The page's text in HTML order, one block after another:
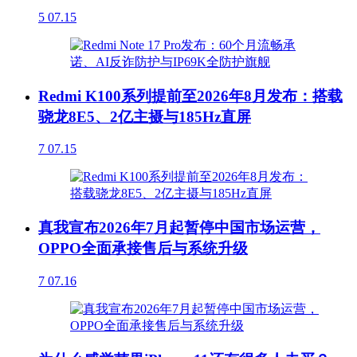
5 07.15
Redmi K100系列提前至2026年8月发布：搭载
骁龙8E5、2亿主摄与185Hz直屏
7 07.15
真我宣布2026年7月起暂停中国市场运营，
OPPO全面承接售后与系统升级
7 07.16